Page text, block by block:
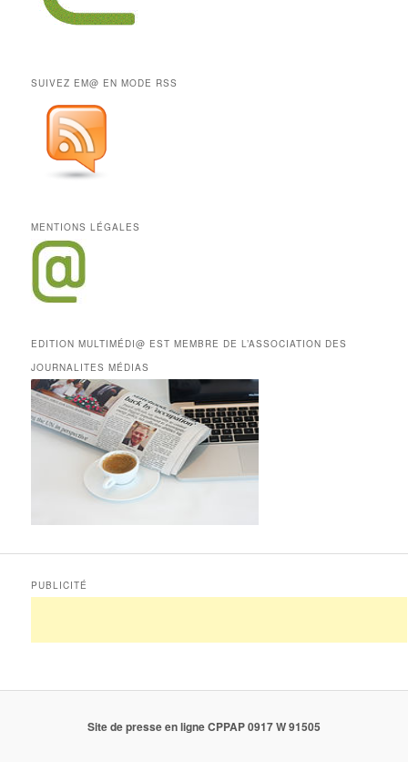
SUIVEZ EM@ EN MODE RSS
MENTIONS LÉGALES
EDITION MULTIMÉDI@ EST MEMBRE DE L’ASSOCIATION DES
JOURNALITES MÉDIAS
PUBLICITÉ
Site de presse en ligne CPPAP 0917 W 91505